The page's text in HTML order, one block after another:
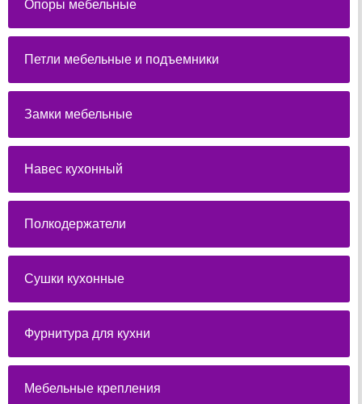
Опоры мебельные
Петли мебельные и подъемники
Замки мебельные
Навес кухонный
Полкодержатели
Сушки кухонные
Фурнитура для кухни
Мебельные крепления